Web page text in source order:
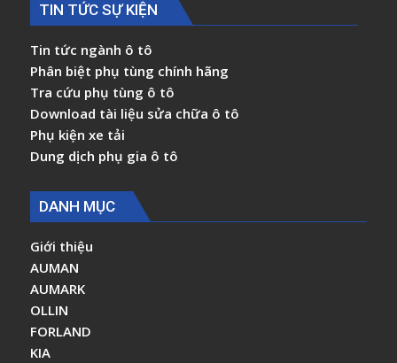
TIN TỨC SỰ KIỆN
Tin tức ngành ô tô
Phân biệt phụ tùng chính hãng
Tra cứu phụ tùng ô tô
Download tài liệu sửa chữa ô tô
Phụ kiện xe tải
Dung dịch phụ gia ô tô
DANH MỤC
Giới thiệu
AUMAN
AUMARK
OLLIN
FORLAND
KIA